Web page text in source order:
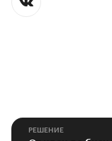
РЕШЕНИЕ